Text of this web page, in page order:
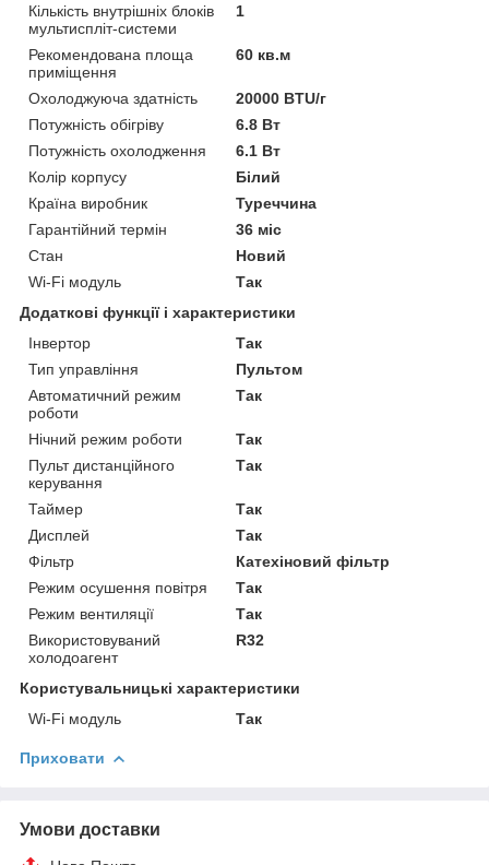
Кількість внутрішніх блоків
мультиспліт-системи
1
Рекомендована площа
приміщення
60 кв.м
Охолоджуюча здатність
20000 BTU/г
Потужність обігріву
6.8 Вт
Потужність охолодження
6.1 Вт
Колір корпусу
Білий
Країна виробник
Туреччина
Гарантійний термін
36 міс
Стан
Новий
Wi-Fi модуль
Так
Додаткові функції і характеристики
Інвертор
Так
Тип управління
Пультом
Автоматичний режим
роботи
Так
Нічний режим роботи
Так
Пульт дистанційного
керування
Так
Таймер
Так
Дисплей
Так
Фільтр
Катехіновий фільтр
Режим осушення повітря
Так
Режим вентиляції
Так
Використовуваний
холодоагент
R32
Користувальницькі характеристики
Wi-Fi модуль
Так
Приховати
Умови доставки